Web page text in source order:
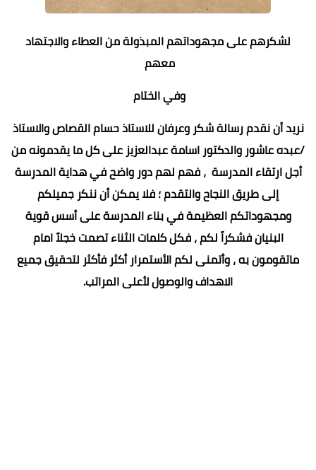
لشكرهم على مجهوداتهم المبذولة من العطاء والاجتهاد
معهم
وفي الختام
نريد أن نقدم رسالة شكر وعرفان للاستاذ حسام القصاص والاستاذ
/عبده عاشور والدكتور اسامة عبدالعزيز على كل ما يقدمونه من
أجل ارتقاء المدرسة ، فهم لهم دور واضح في هداية المدرسة
إلى طريق النجاح والتقدم ؛ فلا يمكن أن ننكر جميلكم
ومجهوداتكم العظيمة في بناء المدرسة على أسس قوية
البنيان فشكراً لكم ، فكل كلمات الثناء تصمت خجلاً امام
ماتقومون به ، وأتمنى لكم الأستمرار أكثر فأكثر لتحقيق جميع
الاهداف والوصول لأعلى المراتب.